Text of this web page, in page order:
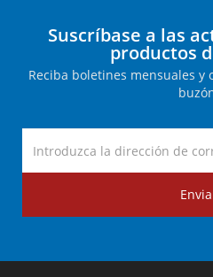
Suscríbase a las
productos
Reciba boletines mensuales